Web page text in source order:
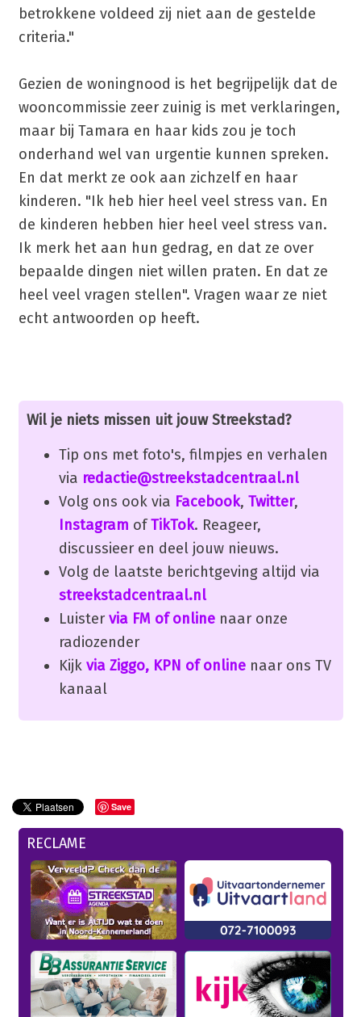
betrokkene voldeed zij niet aan de gestelde
criteria."
Gezien de woningnood is het begrijpelijk dat de
wooncommissie zeer zuinig is met verklaringen,
maar bij Tamara en haar kids zou je toch
onderhand wel van urgentie kunnen spreken.
En dat merkt ze ook aan zichzelf en haar
kinderen. "Ik heb hier heel veel stress van. En
de kinderen hebben hier heel veel stress van.
Ik merk het aan hun gedrag, en dat ze over
bepaalde dingen niet willen praten. En dat ze
heel veel vragen stellen". Vragen waar ze niet
echt antwoorden op heeft.
Wil je niets missen uit jouw Streekstad?
Tip ons met foto's, filmpjes en verhalen
via redactie@streekstadcentraal.nl
Volg ons ook via Facebook, Twitter,
Instagram ofTikTok. Reageer,
discussieer en deel jouw nieuws.
Volg de laatste berichtgeving altijd via
streekstadcentraal.nl
Luister via FM of onlinenaar onze
radiozender
Kijk via Ziggo, KPN of onlinenaar ons TV
kanaal
Save
RECLAME